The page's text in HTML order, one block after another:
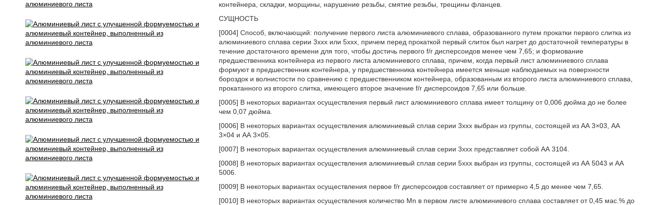
контейнера, складки, морщины, нарушение резьбы, смятие резьбы, трещины фланцев.
СУЩНОСТЬ
[0004] Способ, включающий: получение первого листа алюминиевого сплава, образованного путем прокатки первого слитка из
алюминиевого сплава серии 3ххх или 5ххх, причем перед прокаткой первый слиток был нагрет до достаточной температуры в
течение достаточного времени для того, чтобы достичь первого f/r дисперсоидов менее чем 7,65; и формование
предшественника контейнера из первого листа алюминиевого сплава, причем, когда первый лист алюминиевого сплава
формуют в предшественник контейнера, у предшественника контейнера имеется меньше наблюдаемых на поверхности
бороздок и волнистости по сравнению с предшественником контейнера, образованным из второго листа алюминиевого сплава,
прокатанного из второго слитка, имеющего второе значение f/r дисперсоидов 7,65 или больше.
[0005] В некоторых вариантах осуществления первый лист алюминиевого сплава имеет толщину от 0,006 дюйма до не более
чем 0,07 дюйма.
[0006] В некоторых вариантах осуществления алюминиевый сплав серии 3ххх выбран из группы, состоящей из АА 3×03, АА
3×04 и АА 3×05.
[0007] В некоторых вариантах осуществления алюминиевый сплав серии 3ххх представляет собой АА 3104.
[0008] В некоторых вариантах осуществления алюминиевый сплав серии 5ххх выбран из группы, состоящей из АА 5043 и АА
5006.
[0009] В некоторых вариантах осуществления первое f/r дисперсоидов составляет от примерно 4,5 до менее чем 7,65.
[0010] В некоторых вариантах осуществления количество Mn в первом листе алюминиевого сплава составляет от 0,45 мас.% до